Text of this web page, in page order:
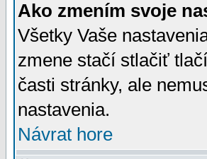
Ako zmením svoje
Všetky Vaše
zmene stačí stlačiť
časti stránky, ale
nastavenia.
Návrat hore